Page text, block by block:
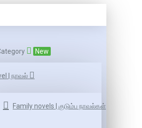
New
| நாவல்
Family novels | குடும்ப நாவல்கள்